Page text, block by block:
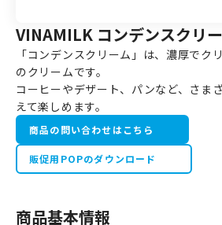
VINAMILK コンデンスクリ
「コンデンスクリーム」は、濃厚でク
のクリームです。
コーヒーやデザート、パンなど、さま
えて楽しめます。
商品の問い合わせはこちら
販促用POPのダウンロード
商品基本情報